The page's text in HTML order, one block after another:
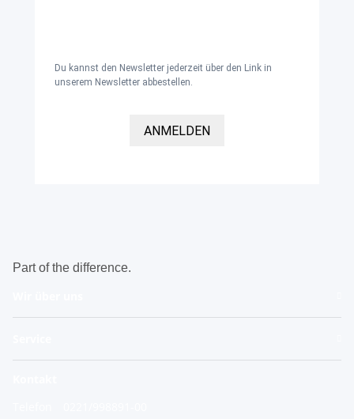
Du kannst den Newsletter jederzeit über den Link in
unserem Newsletter abbestellen.
ANMELDEN
Part of the difference.